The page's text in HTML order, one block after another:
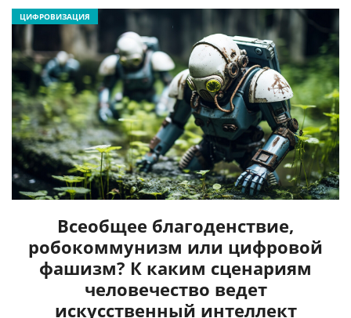
Всеобщее благоденствие,
робокоммунизм или цифровой
фашизм? К каким сценариям
человечество ведет
искусственный интеллект
ЦИФРОВИЗАЦИЯ